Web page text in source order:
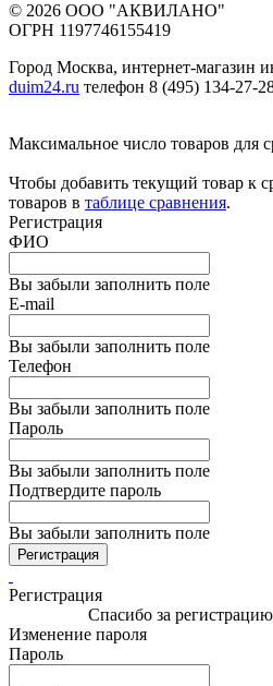
© 2026 ООО "АКВИЛАНО"
ОГРН 1197746155419
Город Москва, интернет-магазин
duim24.ru телефон 8 (495) 134-27-
Максимальное число товаров для
Чтобы добавить текущий товар к
товаров в таблице сравнения.
Регистрация
ФИО
Вы забыли заполнить поле
E-mail
Вы забыли заполнить поле
Телефон
Вы забыли заполнить поле
Пароль
Вы забыли заполнить поле
Подтвердите пароль
Вы забыли заполнить поле
Регистрация
Регистрация
Спасибо за
Изменение пароля
Пароль